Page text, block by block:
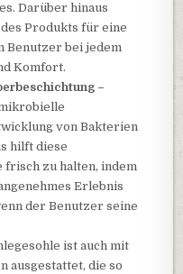
Darüber hinaus
Produkts für eine
Benutzer bei jedem
Komfort.
–
von Bakterien
hilft diese
frisch zu halten, indem
Erlebnis
der Benutzer seine
ist auch mit
ausgestattet, die so